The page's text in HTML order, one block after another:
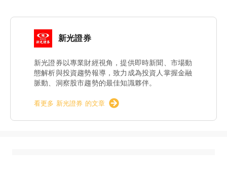
新光證券
新光證券以專業財經視角，提供即時新聞、市場動
態解析與投資趨勢報導，致力成為投資人掌握金融
脈動、洞察股市趨勢的最佳知識夥伴。
看更多 新光證券 的文章